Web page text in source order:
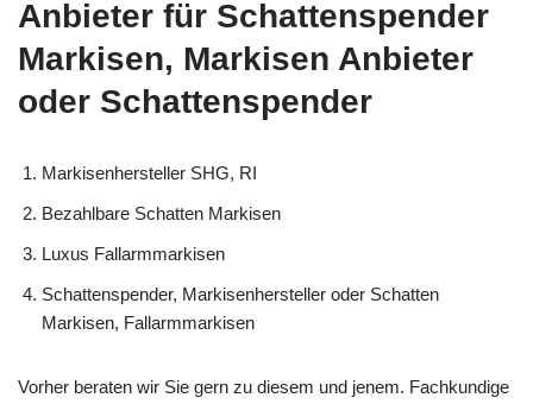
Anbieter für Schattenspender
Markisen, Markisen Anbieter
oder Schattenspender
Markisenhersteller SHG, RI
Bezahlbare Schatten Markisen
Luxus Fallarmmarkisen
Schattenspender, Markisenhersteller oder Schatten
Markisen, Fallarmmarkisen
Vorher beraten wir Sie gern zu diesem und jenem. Fachkundige